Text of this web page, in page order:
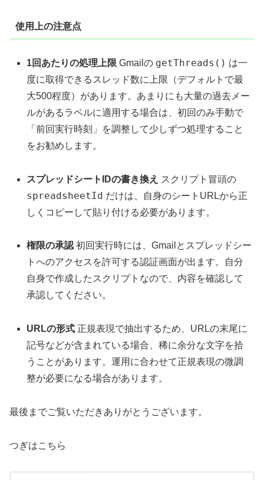
使用上の注意点
1回あたりの処理上限 Gmailの getThreads() は一
度に取得できるスレッド数に上限（デフォルトで最
大500程度）があります。あまりにも大量の過去メー
ルがあるラベルに適用する場合は、初回のみ手動で
「前回実行時刻」を調整して少しずつ処理すること
をお勧めします。
スプレッドシートIDの書き換え スクリプト冒頭の
spreadsheetId だけは、自身のシートURLから正
しくコピーして貼り付ける必要があります。
権限の承認初回実行時には、Gmailとスプレッドシー
トへのアクセスを許可する認証画面が出ます。自分
自身で作成したスクリプトなので、内容を確認して
承認してください。
URLの形式 正規表現で抽出するため、URLの末尾に
記号などが含まれている場合、稀に余分な文字を拾
うことがあります。運用に合わせて正規表現の微調
整が必要になる場合があります。
最後までご覧いただきありがとうございます。
つぎはこちら